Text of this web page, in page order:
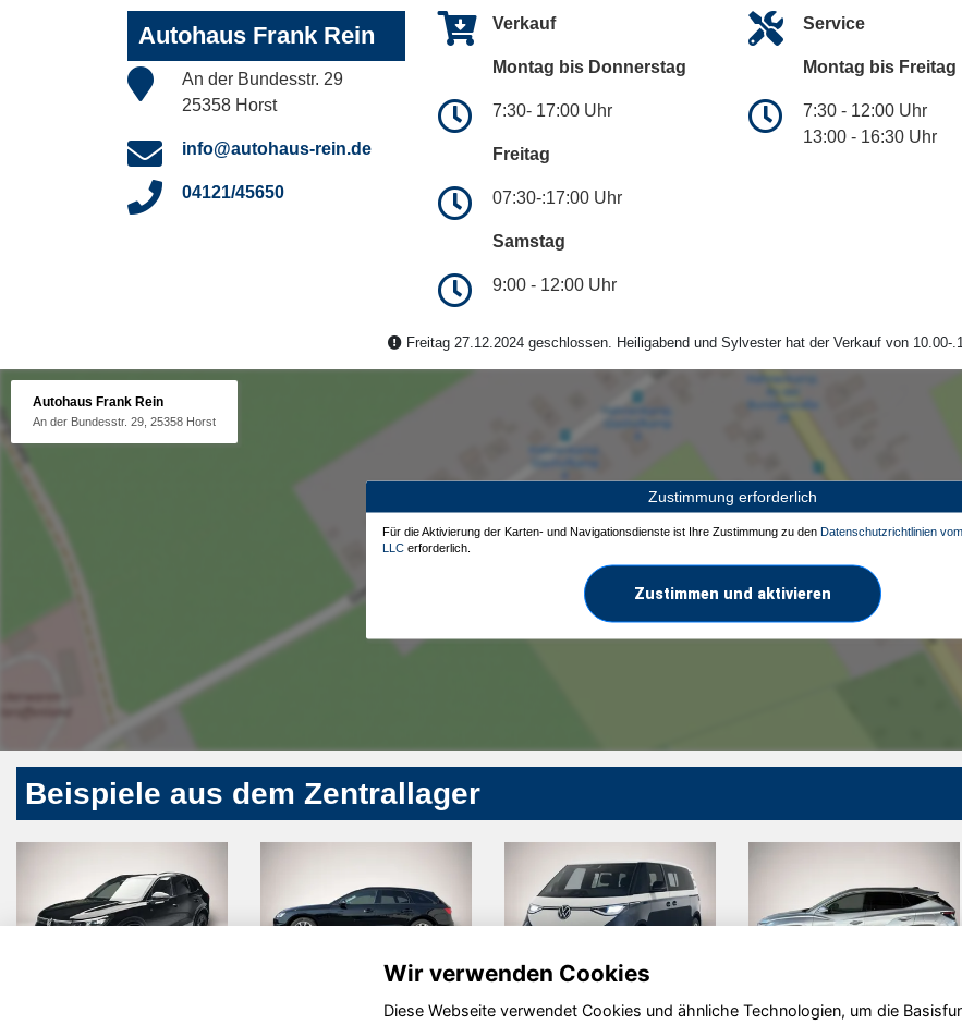
Autohaus Frank Rein
An der Bundesstr. 29
25358 Horst
info@autohaus-rein.de
04121/45650
Verkauf
Montag bis Donnerstag
7:30- 17:00 Uhr
Freitag
07:30-:17:00 Uhr
Samstag
9:00 - 12:00 Uhr
Service
Montag bis Freitag
7:30 - 12:00 Uhr
13:00 - 16:30 Uhr
Freitag 27.12.2024 geschlossen. Heiligabend und Sylvester hat der Verkauf von 10.00-
Autohaus Frank Rein
An der Bundesstr. 29, 25358 Horst
Zustimmung erforderlich
Für die Aktivierung der Karten- und Navigationsdienste ist Ihre Zustimmung zu den Datenschutzrichtlinien
LLC erforderlich.
Zustimmen und aktivieren
Beispiele aus dem Zentrallager
Wir verwenden Cookies
Diese Webseite verwendet Cookies und ähnliche Technologien, um die